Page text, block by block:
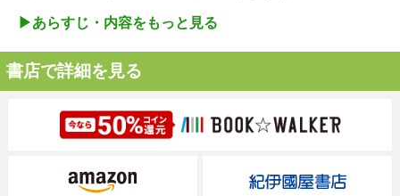
▶︎あらすじ・内容をもっと見る
書店で詳細を見る